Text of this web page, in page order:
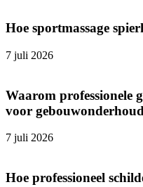
Hoe sportmassage
7 juli 2026
Waarom professionele
voor gebouwonderhoud
7 juli 2026
Hoe professioneel